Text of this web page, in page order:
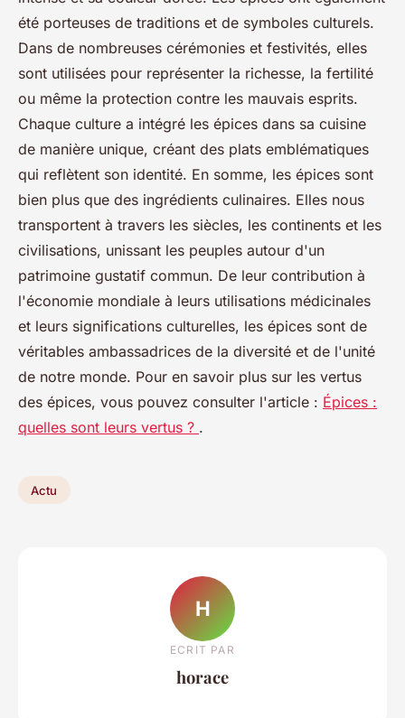
été porteuses de traditions et de symboles culturels.
Dans de nombreuses cérémonies et festivités, elles
sont utilisées pour représenter la richesse, la fertilité
ou même la protection contre les mauvais esprits.
Chaque culture a intégré les épices dans sa cuisine
de manière unique, créant des plats emblématiques
qui reflètent son identité. En somme, les épices sont
bien plus que des ingrédients culinaires. Elles nous
transportent à travers les siècles, les continents et les
civilisations, unissant les peuples autour d'un
patrimoine gustatif commun. De leur contribution à
l'économie mondiale à leurs utilisations médicinales
et leurs significations culturelles, les épices sont de
véritables ambassadrices de la diversité et de l'unité
de notre monde. Pour en savoir plus sur les vertus
des épices, vous pouvez consulter l'article : Épices :
quelles sont leurs vertus ? .
Actu
H
ECRIT PAR
horace